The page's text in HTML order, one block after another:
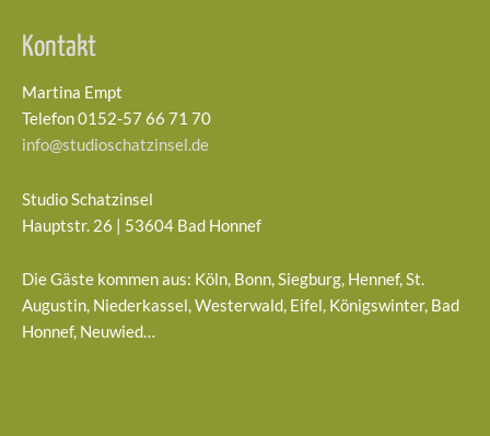
Kontakt
Martina Empt
Telefon 0152-57 66 71 70
info@studioschatzinsel.de
Studio Schatzinsel
Hauptstr. 26 | 53604 Bad Honnef
Die Gäste kommen aus: Köln, Bonn, Siegburg, Hennef, St.
Augustin, Niederkassel, Westerwald, Eifel, Königswinter, Bad
Honnef, Neuwied…